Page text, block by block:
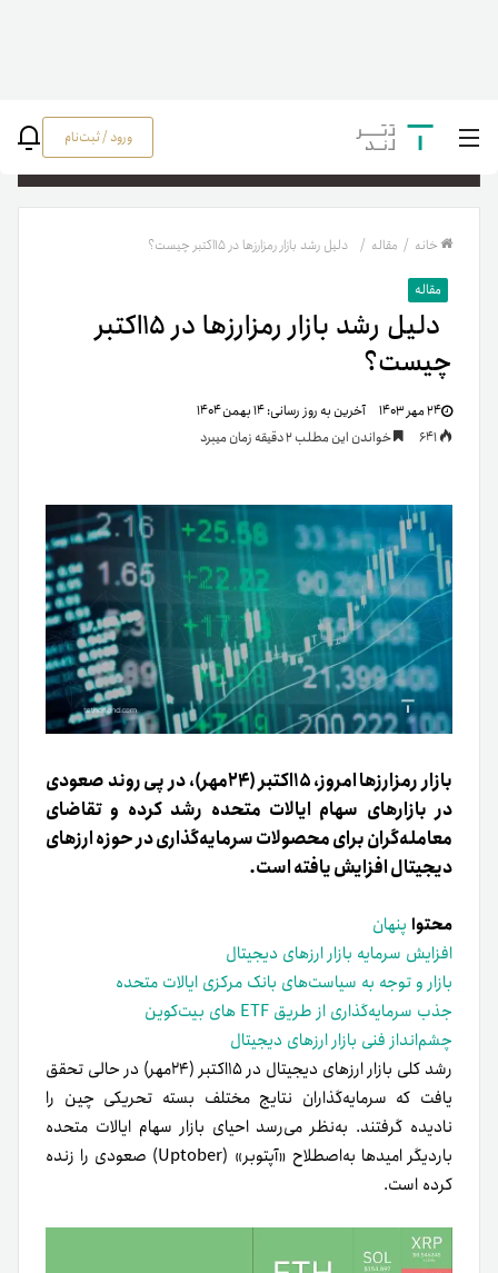
ورود / ثبت‌نام
خانه / مقاله / دلیل رشد بازار رمزارزها در ۱۵اکتبر چیست؟
مقاله
دلیل رشد بازار رمزارزها در ۱۵اکتبر
چیست؟
۲۴ مهر ۱۴۰۳ آخرین به روز رسانی:۱۴ بهمن ۱۴۰۴
خواندن این مطلب 2 دقیقه زمان میبرد
بازار رمزارزها امروز، ۱۵اکتبر (۲۴مهر)، در پی روند صعودی
در بازارهای سهام ایالات متحده رشد کرده و تقاضای
معامله‌گران برای محصولات سرمایه‌گذاری در حوزه ارزهای
دیجیتال افزایش یافته است.
محتوا پنهان
افزایش سرمایه بازار ارزهای دیجیتال
بازار و توجه به سیاست‌های بانک مرکزی ایالات متحده
جذب سرمایه‌گذاری از طریق ETF‌ های بیت‌کوین
چشم‌انداز فنی بازار ارزهای دیجیتال
رشد کلی بازار ارزهای دیجیتال در ۱۵اکتبر (۲۴مهر) در حالی تحقق
یافت که سرمایه‌گذاران نتایج مختلف بسته تحریکی چین را
نادیده گرفتند. به‌نظر می‌رسد احیای بازار سهام ایالات متحده
باردیگر امیدها به‌اصطلاح «آپتوبر» (Uptober) صعودی را زنده
کرده است.